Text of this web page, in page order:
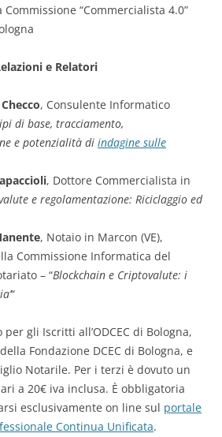
“Commercialista 4.0”
e Relatori
, Consulente Informatico
di base, tracciamento,
e potenzialità di indagine sulle
, Dottore Commercialista in
e regolamentazione: Riciclaggio ed
, Notaio in Marcon (VE),
Commissione Informatica del
– “Blockchain e Criptovalute: i
“
gli Iscritti all’ODCEC di Bologna,
Fondazione DCEC di Bologna, e
Notarile. Per i terzi è dovuto un
a 20€ iva inclusa. È obbligatoria
esclusivamente on line sul portale
Continua Unificata.